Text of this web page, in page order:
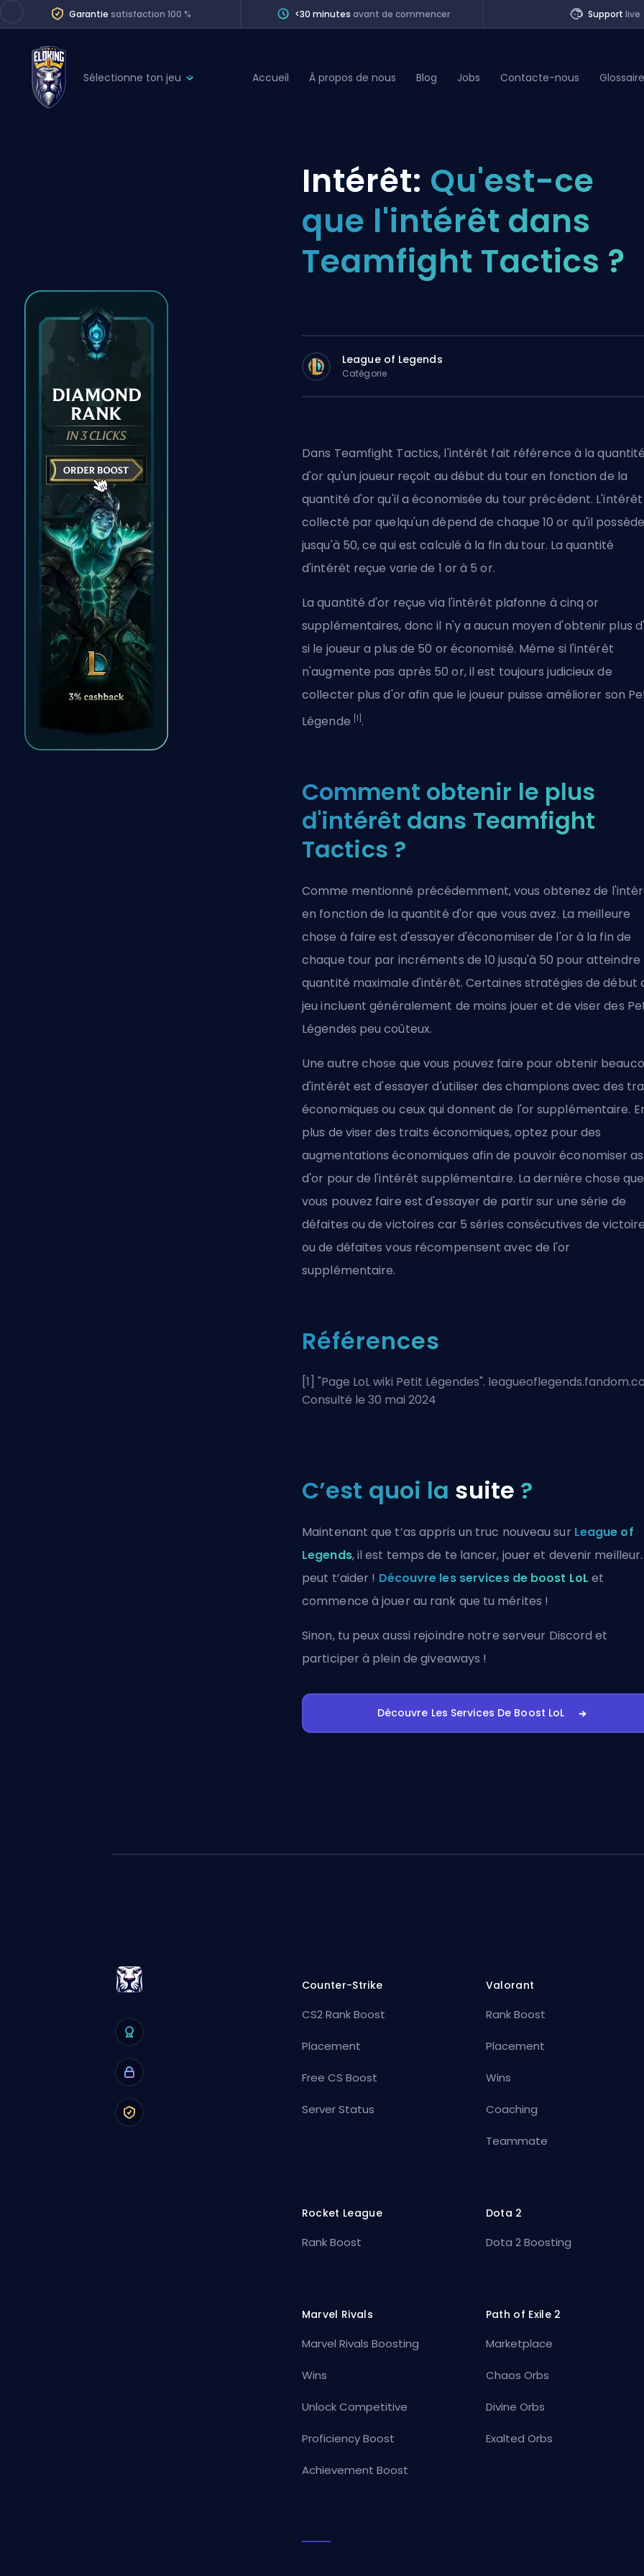
Garantie satisfaction 100 % <30 minutes avant de commencer Support live
Sélectionne ton jeu
Path of Exile 2
Division Boost
Accueil À propos de nous Blog Jobs Contacte-nous Glossaire
Intérêt: Qu'est-ce
que l'intérêt dans
Teamfight Tactics ?
League of Legends
Catégorie
Dans Teamfight Tactics, l'intérêt fait référence à la quantité
d'or qu'un joueur reçoit au début du tour en fonction de la
quantité d'or qu'il a économisée du tour précédent. L'intérêt
collecté par quelqu'un dépend de chaque 10 or qu'il possède
jusqu'à 50, ce qui est calculé à la fin du tour. La quantité
d'intérêt reçue varie de 1 or à 5 or.
La quantité d'or reçue via l'intérêt plafonne à cinq or
supplémentaires, donc il n'y a aucun moyen d'obtenir plus
si le joueur a plus de 50 or économisé. Même si l'intérêt
n'augmente pas après 50 or, il est toujours judicieux de
collecter plus d'or afin que le joueur puisse améliorer son
Légende [1] .
Comment obtenir le plus
d'intérêt dans Teamfight
Tactics ?
Comme mentionné précédemment, vous obtenez de
en fonction de la quantité d'or que vous avez. La meilleure
chose à faire est d'essayer d'économiser de l'or à la fin de
chaque tour par incréments de 10 jusqu'à 50 pour atteindre
quantité maximale d'intérêt. Certaines stratégies de début
jeu incluent généralement de moins jouer et de viser des
Légendes peu coûteux.
Une autre chose que vous pouvez faire pour obtenir
d'intérêt est d'essayer d'utiliser des champions avec des
économiques ou ceux qui donnent de l'or supplémentaire.
plus de viser des traits économiques, optez pour des
augmentations économiques afin de pouvoir économiser
d'or pour de l'intérêt supplémentaire. La dernière chose que
vous pouvez faire est d'essayer de partir sur une série de
défaites ou de victoires car 5 séries consécutives de
ou de défaites vous récompensent avec de l'or
supplémentaire.
Références
[1] "Page LoL wiki Petit Légendes".
Consulté le 30 mai 2024
C’est quoi la suite ?
Maintenant que t’as appris un truc nouveau sur League of
Legends, il est temps de te lancer, jouer et devenir meilleur.
peut t’aider ! Découvre les services de boost LoL et
commence à jouer au rank que tu mérites !
Sinon, tu peux aussi rejoindre notre serveur Discord et
participer à plein de giveaways !
Découvre Les Services De Boost LoL
Counter-Strike
CS2 Rank Boost
Placement
Free CS Boost
Server Status
Valorant
Rank Boost
Placement
Wins
Coaching
Teammate
Rocket League
Rank Boost
Dota 2
Dota 2 Boosting
Marvel Rivals
Marvel Rivals Boosting
Wins
Unlock Competitive
Proficiency Boost
Achievement Boost
Path of Exile 2
Marketplace
Chaos Orbs
Divine Orbs
Exalted Orbs